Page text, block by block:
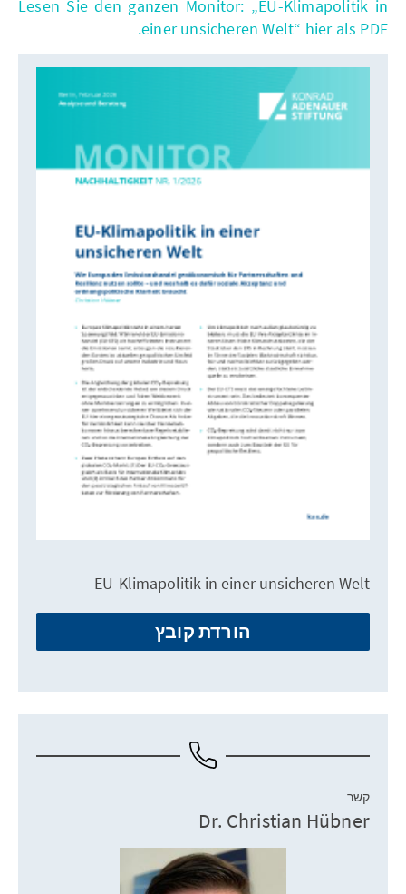
Lesen Sie den ganzen Monitor: „EU-Klimapolitik in
einer unsicheren Welt“ hier als PDF.
EU-Klimapolitik in einer unsicheren Welt
הורדת קובץ
קשר
Dr. Christian Hübner